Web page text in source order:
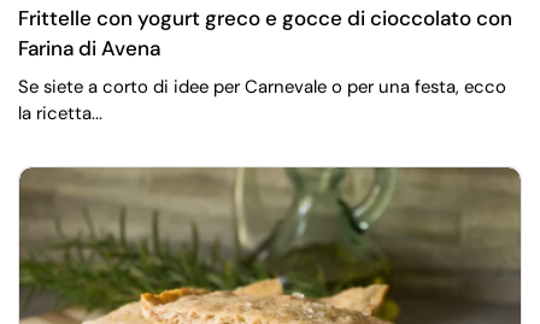
Frittelle con yogurt greco e gocce di cioccolato con
Farina di Avena
Se siete a corto di idee per Carnevale o per una festa, ecco
la ricetta...